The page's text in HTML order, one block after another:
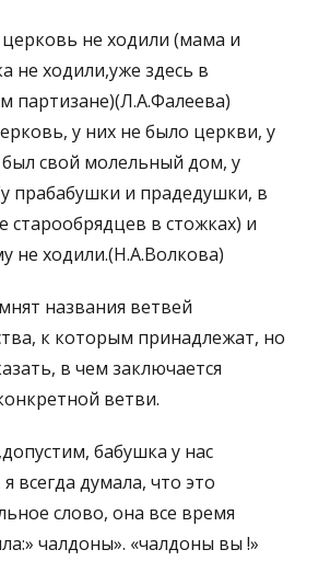
не ходили (мама и
не ходили,уже здесь в
партизане)(Л.А.Фалеева)
у них не было церкви, у
свой молельный дом, у
прабабушки и прадедушки, в
старообрядцев в стожках) и
не ходили.(Н.А.Волкова)
названия ветвей
к которым принадлежат, но
в чем заключается
ветви.
бабушка у нас
я всегда думала, что это
слово, она все время
чалдоны». «чалдоны вы !»